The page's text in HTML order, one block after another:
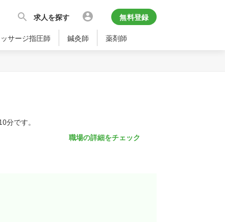
求人を探す 無料登録
サージ指圧師 鍼灸師 薬剤師
分です。
職場の詳細をチェック